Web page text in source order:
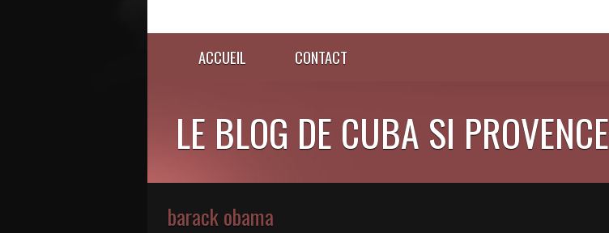
ACCUEIL CONTACT
LE BLOG DE CUBA SI PROVENCE
barack obama